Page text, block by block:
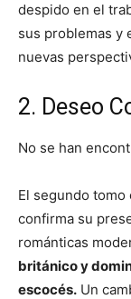
despido en el
sus problemas y
nuevas
2. Deseo
No se han
El segundo
confirma su
románticas
británico y
escocés. Un